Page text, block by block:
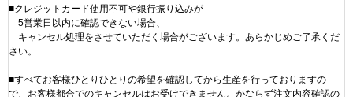
■クレジットカード使用不可や銀行振り込みが
5営業日以内に確認できない場合、
キャンセル処理をさせていただく場合がございます。あらかじめご了承くだ
さい。
■すべてお客様ひとりひとりの希望を確認してから生産を行っておりますの
で、お客様都合でのキャンセルはお受けできません。かならず注文内容確認の